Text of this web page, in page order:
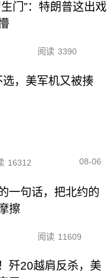
门”：特朗普这出戏
阅读 3390
，美军机又被揍
16312 08-06
一句话，把北约的
擦
阅读 11609
歼20越肩反杀，美